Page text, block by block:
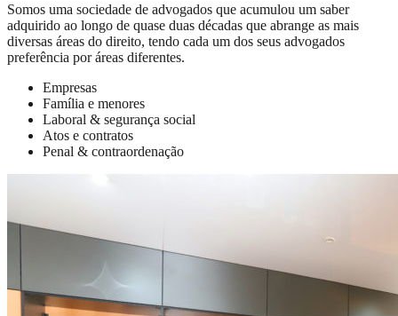
Somos uma sociedade de advogados que acumulou um saber
adquirido ao longo de quase duas décadas que abrange as mais
diversas áreas do direito, tendo cada um dos seus advogados
preferência por áreas diferentes.
Empresas
Família e menores
Laboral & segurança social
Atos e contratos
Penal & contraordenação